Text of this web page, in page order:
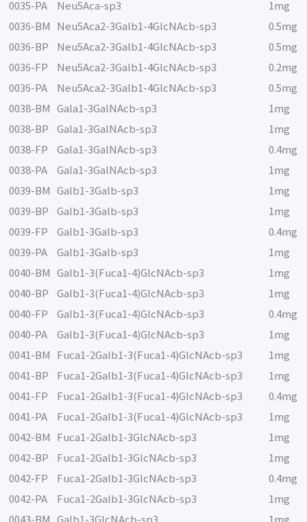
0035-PA
Neu5Aca-sp3
1mg
0036-BM
Neu5Aca2-3Galb1-4GlcNAcb-sp3
0.5mg
0036-BP
Neu5Aca2-3Galb1-4GlcNAcb-sp3
0.5mg
0036-FP
Neu5Aca2-3Galb1-4GlcNAcb-sp3
0.2mg
0036-PA
Neu5Aca2-3Galb1-4GlcNAcb-sp3
0.5mg
0038-BM
Gala1-3GalNAcb-sp3
1mg
0038-BP
Gala1-3GalNAcb-sp3
1mg
0038-FP
Gala1-3GalNAcb-sp3
0.4mg
0038-PA
Gala1-3GalNAcb-sp3
1mg
0039-BM
Galb1-3Galb-sp3
1mg
0039-BP
Galb1-3Galb-sp3
1mg
0039-FP
Galb1-3Galb-sp3
0.4mg
0039-PA
Galb1-3Galb-sp3
1mg
0040-BM
Galb1-3(Fuca1-4)GlcNAcb-sp3
1mg
0040-BP
Galb1-3(Fuca1-4)GlcNAcb-sp3
1mg
0040-FP
Galb1-3(Fuca1-4)GlcNAcb-sp3
0.4mg
0040-PA
Galb1-3(Fuca1-4)GlcNAcb-sp3
1mg
0041-BM
Fuca1-2Galb1-3(Fuca1-4)GlcNAcb-sp3
1mg
0041-BP
Fuca1-2Galb1-3(Fuca1-4)GlcNAcb-sp3
1mg
0041-FP
Fuca1-2Galb1-3(Fuca1-4)GlcNAcb-sp3
0.4mg
0041-PA
Fuca1-2Galb1-3(Fuca1-4)GlcNAcb-sp3
1mg
0042-BM
Fuca1-2Galb1-3GlcNAcb-sp3
1mg
0042-BP
Fuca1-2Galb1-3GlcNAcb-sp3
1mg
0042-FP
Fuca1-2Galb1-3GlcNAcb-sp3
0.4mg
0042-PA
Fuca1-2Galb1-3GlcNAcb-sp3
1mg
0043-BM
Galb1-3GlcNAcb-sp3
1mg